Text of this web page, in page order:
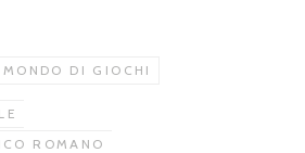
MONDO DI GIOCHI
ROMANO